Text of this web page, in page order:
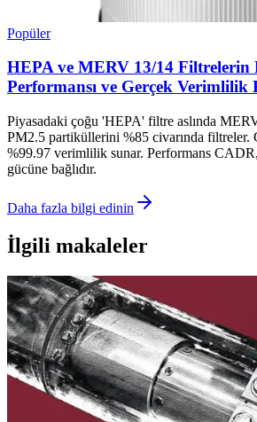
Popüler
HEPA ve MERV 13/14 Filtrelerin
Performansı ve Gerçek Verimlilik
Piyasadaki çoğu 'HEPA' filtre aslında MERV
PM2.5 partiküllerini %85 civarında filtreler.
%99.97 verimlilik sunar. Performans
gücüne bağlıdır.
Daha fazla bilgi edinin
İlgili makaleler